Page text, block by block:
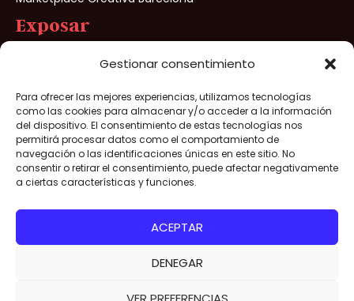
Gestionar consentimiento
Para ofrecer las mejores experiencias, utilizamos tecnologías
como las cookies para almacenar y/o acceder a la información
del dispositivo. El consentimiento de estas tecnologías nos
permitirá procesar datos como el comportamiento de
navegación o las identificaciones únicas en este sitio. No
consentir o retirar el consentimiento, puede afectar negativamente
a ciertas características y funciones.
ACEPTAR
DENEGAR
Exposar
Preinscripció a Creativa Barcelona
Creativa Barcelona® 2026- Tots els drets reservats –
Avís legal/Politica de Privacitat/Politica de cookies/Condicions
de venda
Aconsegueix la teva
entrada per a Creativa